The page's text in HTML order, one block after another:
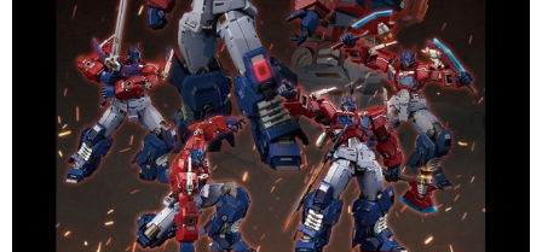
由本公司與您本人進行分期帳單所需資料之確認、核對及更正。
3.完整用戶服務條款，請詳閱以下連結：
https://oppay.tw/userRule